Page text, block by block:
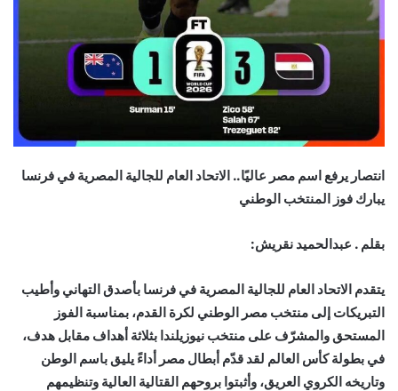
انتصار يرفع اسم مصر عاليًا.. الاتحاد العام للجالية المصرية في فرنسا
يبارك فوز المنتخب الوطني
بقلم . عبدالحميد نقريش:
يتقدم الاتحاد العام للجالية المصرية في فرنسا بأصدق التهاني وأطيب
التبريكات إلى منتخب مصر الوطني لكرة القدم، بمناسبة الفوز
المستحق والمشرّف على منتخب نيوزيلندا بثلاثة أهداف مقابل هدف،
في بطولة كأس العالم لقد قدّم أبطال مصر أداءً يليق باسم الوطن
وتاريخه الكروي العريق، وأثبتوا بروحهم القتالية العالية وتنظيمهم